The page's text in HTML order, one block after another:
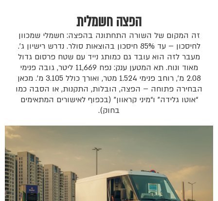
הפצה חשמלית
זה המקום של השורה התחתונה בהפצה: חשמלי שמכוון
לחיסכון – עד 85% חיסכון בהוצאות סולר. נדרש רישיון ג׳.
מעבר לזה הוא עובד גם כמותג נייד עם שטח פרסום גדול
מאוד ונוח. תא המטען ענק: נפח 11,669 ליטר, גובה פנימי
2.08 מ׳, רוחב פנימי 1.524 מטר, ואורך כולל 3.105 מ׳. מכאן
הבחירה פתוחה – הפצה, הובלות, התקנות, או הסבה כמו
“אוטו גלידה” ו“מיני קראוון” (בכפוף לאישורים המתאימים
בחוק).